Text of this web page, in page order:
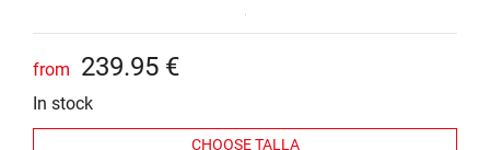
from 239.95 €
In stock